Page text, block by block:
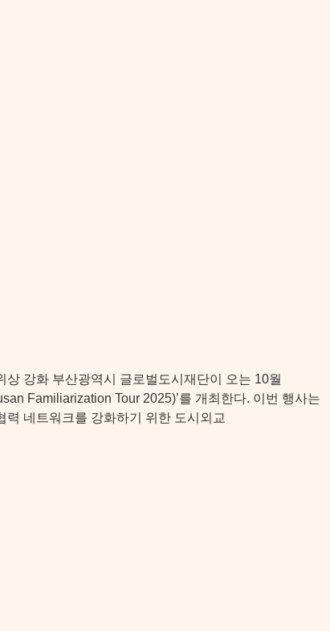
강화 부산광역시 글로벌도시재단이 오는 10월
Familiarization Tour 2025)’를 개최한다. 이번 행사는
력 네트워크를 강화하기 위한 도시외교